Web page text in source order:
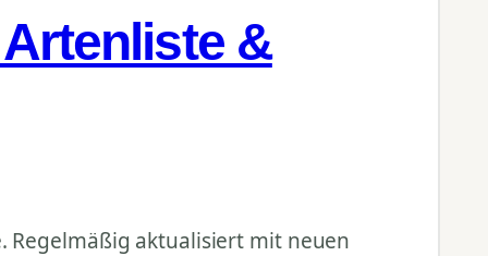
&
aktualisiert mit neuen